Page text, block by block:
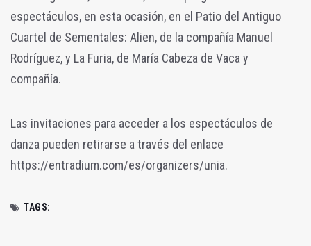
espectáculos, en esta ocasión, en el Patio del Antiguo
Cuartel de Sementales: Alien, de la compañía Manuel
Rodríguez, y La Furia, de María Cabeza de Vaca y
compañía.
Las invitaciones para acceder a los espectáculos de
danza pueden retirarse a través del enlace
https://entradium.com/es/organizers/unia.
TAGS: